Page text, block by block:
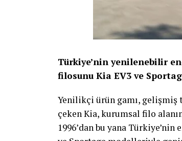
Türkiye’nin yenilenebilir
filosunu Kia EV3 ve
Yenilikçi ürün gamı,
çeken Kia, kurumsal filo
1996’dan bu yana